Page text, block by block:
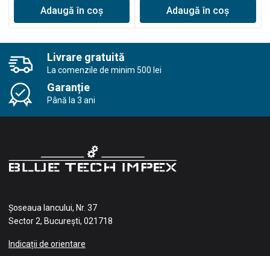
Adaugă în coș Adaugă în coș
Livrare gratuită
La comenzile de minim 500 lei
Garanție
Până la 3 ani
Șoseaua Iancului, Nr. 37
Sector 2, București, 021718
Indicații de orientare